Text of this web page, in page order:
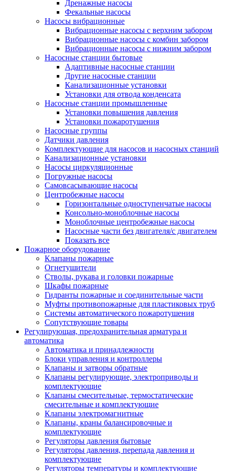
Дренажные насосы
Фекальные насосы
Насосы вибрационные
Вибрационные насосы с верхним забором
Вибрационные насосы с комбин забором
Вибрационные насосы с нижним забором
Насосные станции бытовые
Адаптивные насосные станции
Другие насосные станции
Канализационные установки
Установки для отвода конденсата
Насосные станции промышленные
Установки повышения давления
Установки пожаротушения
Насосные группы
Датчики давления
Комплектующие для насосов и насосных станций
Канализационные установки
Насосы циркуляционные
Погружные насосы
Самовсасывающие насосы
Центробежные насосы
Горизонтальные одноступенчатые насосы
Консольно-моноблочные насосы
Моноблочные центробежные насосы
Насосные части без двигателя/с двигателем
Показать все
Пожарное оборудование
Клапаны пожарные
Огнетушители
Стволы, рукава и головки пожарные
Шкафы пожарные
Гидранты пожарные и соединительные части
Муфты противопожарные для пластиковых труб
Системы автоматического пожаротушения
Сопутствующие товары
Регулирующая, предохранительная арматура и
автоматика
Автоматика и принадлежности
Блоки управления и контроллеры
Клапаны и затворы обратные
Клапаны регулирующие, электроприводы и
комплектующие
Клапаны смесительные, термостатические
смесительные и комплектующие
Клапаны электромагнитные
Клапаны, краны балансировочные и
комплектующие
Регуляторы давления бытовые
Регуляторы давления, перепада давления и
комплектующие
Регуляторы температуры и комплектующие